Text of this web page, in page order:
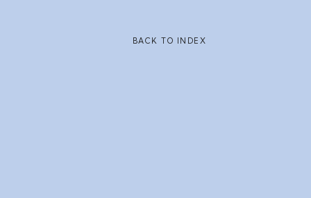
BACK TO INDEX